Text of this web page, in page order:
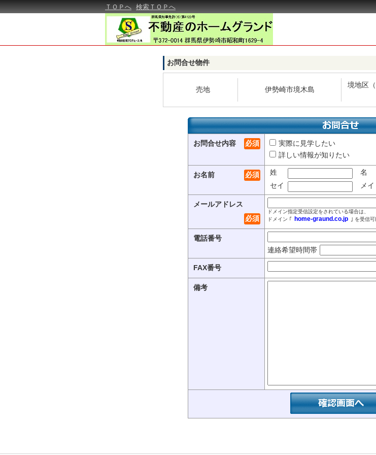
ＴＯＰへ 検索ＴＯＰへ
お問合せ物件
売地 伊勢崎市境木島
境地区
お問合せ内容 必須 実際に見学したい
詳しい情報が知りたい
お名前 必須 姓
名
セイ
メイ
メールアドレス
必須
ドメイン指定受信設定をされている場合は、
ドメイン ｢
home-graund.co.jp ｣ を受信
電話番号
連絡希望時間帯
FAX番号
備考